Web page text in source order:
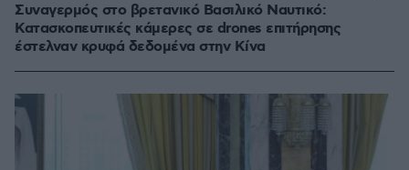
Συναγερμός στο βρετανικό Βασιλικό Ναυτικό:
Κατασκοπευτικές κάμερες σε drones επιτήρησης
έστελναν κρυφά δεδομένα στην Κίνα